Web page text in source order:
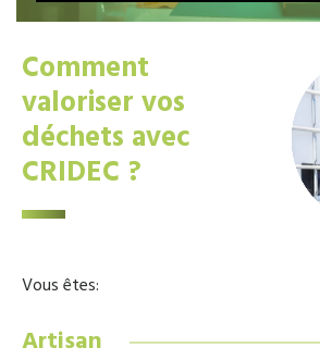
Comment
valoriser vos
déchets avec
CRIDEC ?
Vous êtes:
Artisan